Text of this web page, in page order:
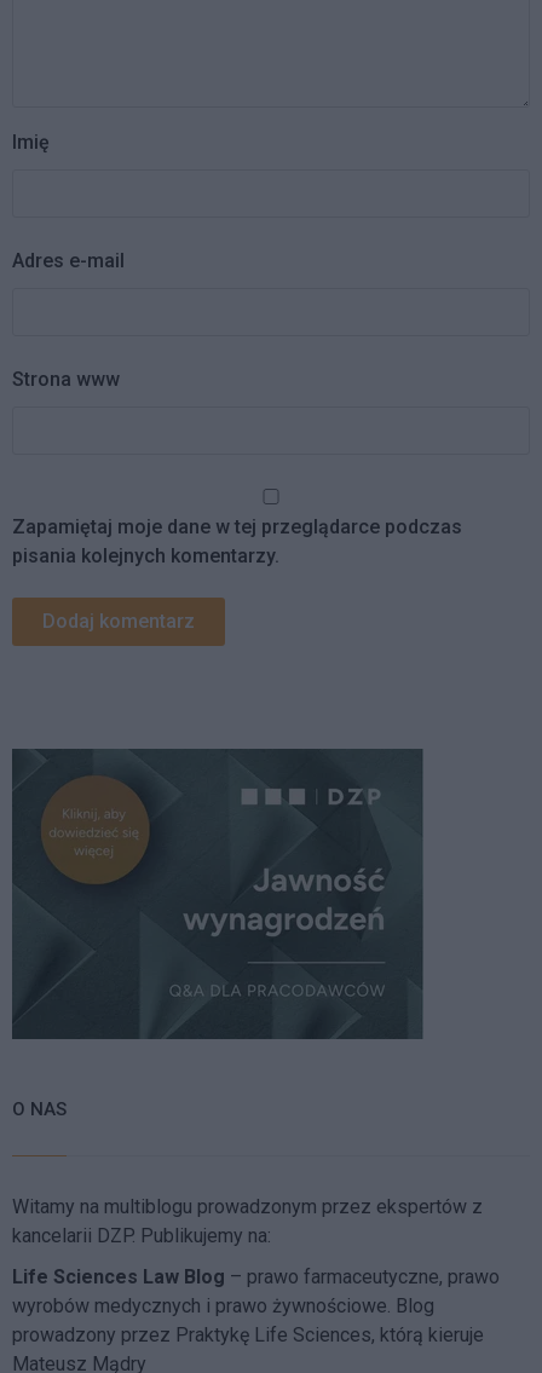
Imię
Adres e-mail
Strona www
Zapamiętaj moje dane w tej przeglądarce podczas
pisania kolejnych komentarzy.
O NAS
Witamy na multiblogu prowadzonym przez ekspertów z
kancelarii DZP. Publikujemy na:
Life Sciences Law Blog – prawo farmaceutyczne, prawo
wyrobów medycznych i prawo żywnościowe. Blog
prowadzony przez Praktykę Life Sciences, którą kieruje
Mateusz Mądry